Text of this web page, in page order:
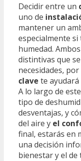
Decidir entre un
uno de
mantener un
especialmente
humedad.
distintivas que
necesidades,
clave te ayudará
A lo largo de
tipo de
desventajas, y
del aire y el
final, estarás en
una decisión
bienestar y el de